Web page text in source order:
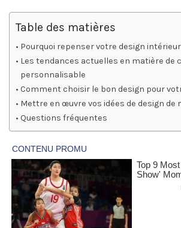
Table des matières
Pourquoi repenser votre design intérieur
Les tendances actuelles en matière de
personnalisable
Comment choisir le bon design pour
Mettre en œuvre vos idées de design de
Questions fréquentes